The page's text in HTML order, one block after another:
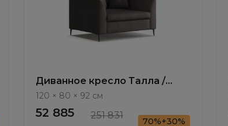
Диванное кресло Талла /
Talla ММ100.10
120 × 80 × 92 см
52 885
251 831
70%+30%